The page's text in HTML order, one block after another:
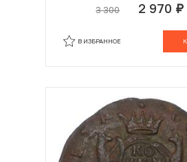
3 300 2 970 руб.
В ИЗБРАННОЕ